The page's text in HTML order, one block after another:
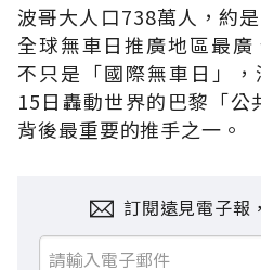
波哥大人口738萬人，約
全球無車日推廣地區最廣
不只是「國際無車日」
15日轟動世界的巴黎「公
背後最重要的推手之一。
訂閱遠見電子報